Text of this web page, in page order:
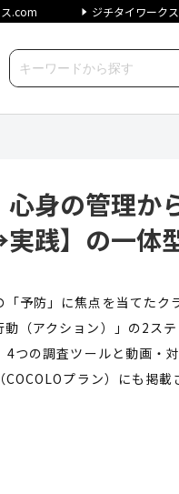
.com ジチタイワーク
身の管理か
践】の一体
予防」に焦点を当てたク
（アクション）」の2ス
つの調査ツールと動画・
プラン）にも掲載